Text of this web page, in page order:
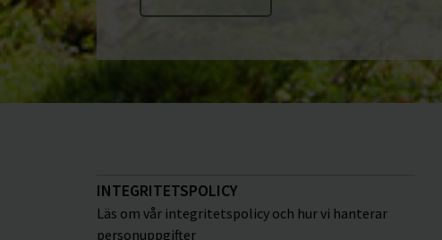
INTEGRITETSPOLICY
Läs om vår integritetspolicy och hur vi hanterar
personuppgifter